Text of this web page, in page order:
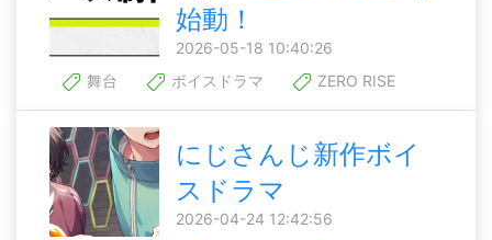
始動！
2026-05-18 10:40:26
舞台
ボイスドラマ ZERO RISE
にじさんじ新作ボイ
スドラマ
2026-04-24 12:42:56